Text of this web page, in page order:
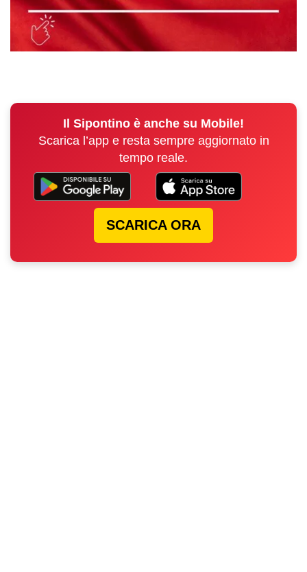
Il Sipontino è anche su Mobile!
Scarica l’app e resta sempre aggiornato in
tempo reale.
SCARICA ORA